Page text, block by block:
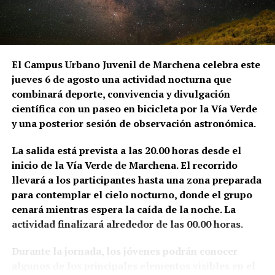
San Juan y San Miguel. El desplazamiento se realizó
por orden del provisor general del Arzobispado,
duró tres días y fue remunerado con 54 reales. La
anotación se conserva en el Libro de Cuentas de
Fábrica de la parroquia de San Juan.
Sin embargo, el historiador del arte Alfredo J.
Morales advierte de que la brevedad del documento
impide conocer el alcance exacto de aquella
—«visitar la torre de San Juan e San Miguel»— podría
referirse tanto a la preparación de una obra como a
una simple inspección sobre el estado de
conservación de los campanarios. Morales señala,
además, que no localizó otras referencias
posteriores que permitieran relacionar directamente
de San Juan.
El Campus Urbano Juvenil de Marchena celebra este
jueves 6 de agosto una actividad nocturna que
combinará deporte, convivencia y divulgación
científica con un paseo en bicicleta por la Vía Verde
y una posterior sesión de observación astronómica.
La salida está prevista a las 20.00 horas desde el
inicio de la Vía Verde de Marchena. El recorrido
llevará a los participantes hasta una zona preparada
para contemplar el cielo nocturno, donde el grupo
cenará mientras espera la caída de la noche. La
actividad finalizará alrededor de las 00.00 horas.
Durante la jornada, los jóvenes podrán conocer